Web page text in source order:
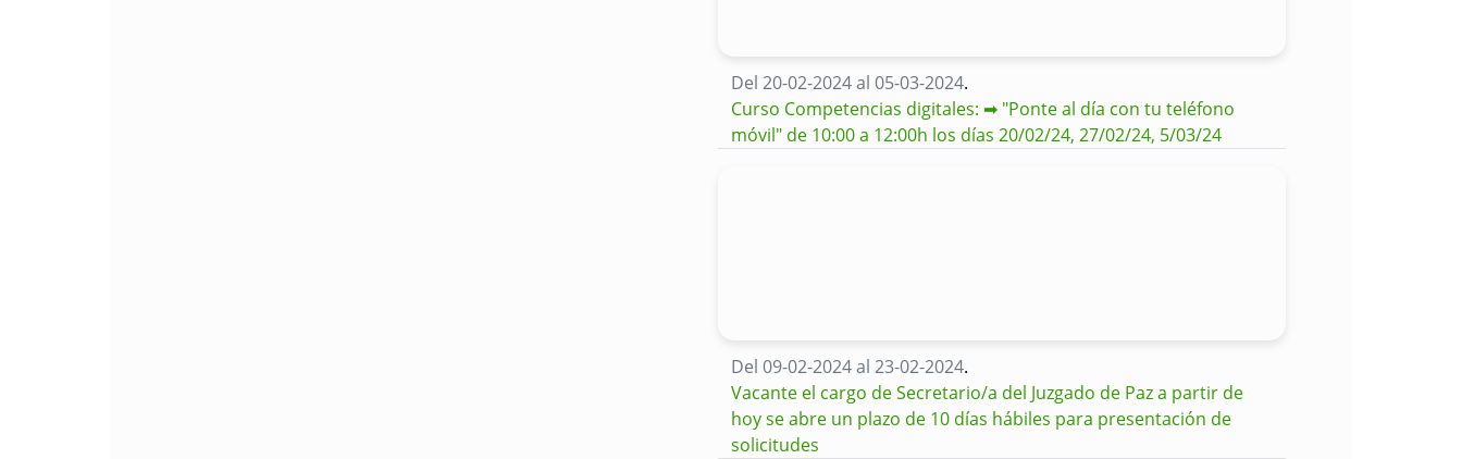
Del 20-02-2024 al 05-03-2024.
Curso Competencias digitales: ➡ "Ponte al día con tu teléfono
móvil" de 10:00 a 12:00h los días 20/02/24, 27/02/24, 5/03/24
Del 09-02-2024 al 23-02-2024.
Vacante el cargo de Secretario/a del Juzgado de Paz a partir de
hoy se abre un plazo de 10 días hábiles para presentación de
solicitudes